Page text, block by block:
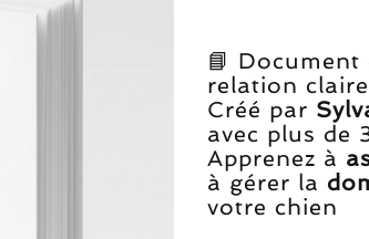
$
📘
relation
Créé par
avec plus de
Apprenez à
à gérer la
votre chien